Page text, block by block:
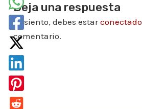
Deja una respuesta
Lo siento, debes estarconectado
comentario.